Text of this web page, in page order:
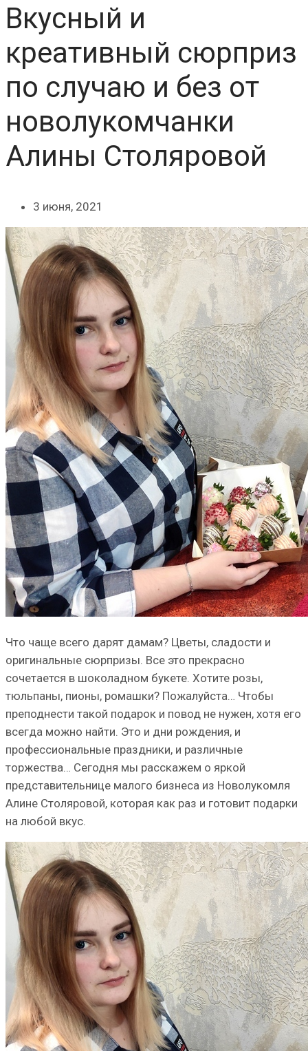
Вкусный и
креативный сюрприз
по случаю и без от
новолукомчанки
Алины Столяровой
3 июня, 2021
Что чаще всего дарят дамам? Цветы, сладости и
оригинальные сюрпризы. Все это прекрасно
сочетается в шоколадном букете. Хотите розы,
тюльпаны, пионы, ромашки? Пожалуйста… Чтобы
преподнести такой подарок и повод не нужен, хотя его
всегда можно найти. Это и дни рождения, и
профессиональные праздники, и различные
торжества… Сегодня мы расскажем о яркой
представительнице малого бизнеса из Новолукомля
Алине Столяровой, которая как раз и готовит подарки
на любой вкус.